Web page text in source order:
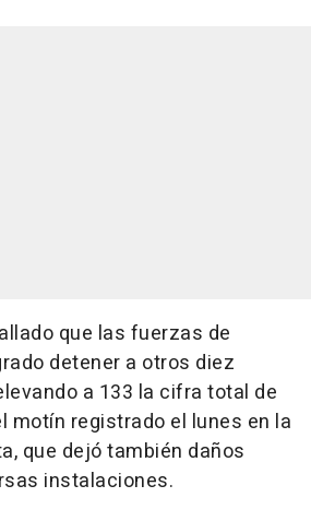
que las fuerzas de
detener a otros diez
a 133 la cifra total de
motín registrado el lunes en la
que dejó también daños
instalaciones.